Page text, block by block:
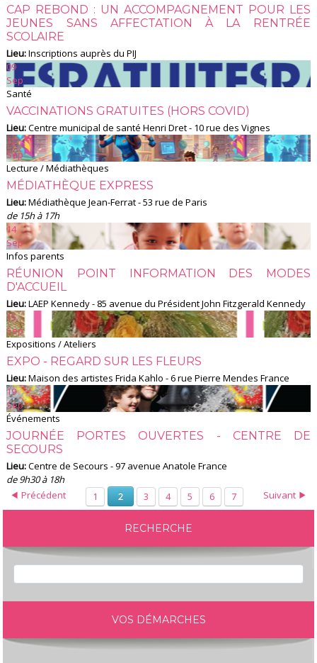
CAP REBOND : UN ACCOMPAGNEMENT POUR LES
JEUNES SANS AFFECTATION À LA RENTRÉE
SCOLAIRE
Lieu:Inscriptions auprès du PIJ
09
Sep
Santé
VACCINATIONS GRATUITES (HORS COVID)
Lieu:Centre municipal de santé Henri Dret - 10 rue des Vignes
12
Sep
Lecture / Médiathèques
MÉDIATHÈQUE EXPRESS
Lieu:Médiathèque Jean-Ferrat - 53 rue de Paris
de 15h à 17h
14
Sep
Infos parents
RÉUNION POINT INFORMATION DES MODES
D'ACCUEIL
Lieu:LAEP Kennedy - 85 avenue du Président John Fitzgerald Kennedy
15
Sep
Expositions / Ateliers
EXPO - REGARD SUR LES FLEURS
Lieu:Maison des artistes Frida Kahlo - 6 rue Pierre Mendes France
19
Sep
Événements
JOURNÉE PORTES OUVERTES - CENTRE DE
SECOURS
Lieu:Centre de Secours - 97 avenue Anatole France
de 9h30 à 18h
Précédent
1 2 3 4 5 6 7 Suivant
RECHERCHE
VOS DÉMARCHES